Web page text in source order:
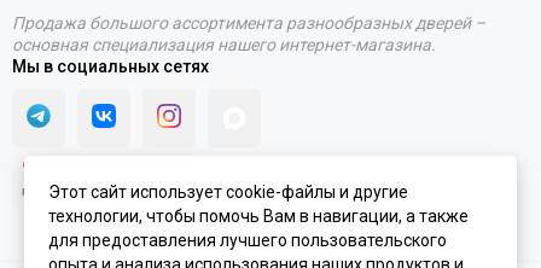
Продажа большого ассортимента разнообразных дверей –
основная специализация нашего интернет-магазина.
Мы в социальных сетях
Этот сайт использует cookie-файлы и другие
технологии, чтобы помочь Вам в навигации, а также
для предоставления лучшего пользовательского